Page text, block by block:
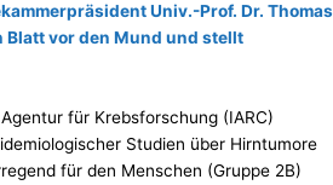
Univ.-Prof. Dr. Thomas
Blatt vor den Mund und stellt
für Krebsforschung (IARC)
Studien über Hirntumore
für den Menschen (Gruppe 2B)